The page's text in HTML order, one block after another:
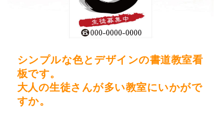
シンプルな色とデザインの書道教室看
板です。
大人の生徒さんが多い教室にいかがで
すか。